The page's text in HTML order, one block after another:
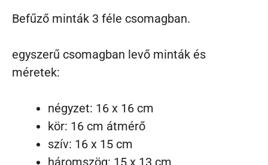
Befűző minták 3 féle csomagban.
egyszerű csomagban levő minták és
méretek:
négyzet: 16 x 16 cm
kör: 16 cm átmérő
szív: 16 x 15 cm
háromszög: 15 x 13 cm